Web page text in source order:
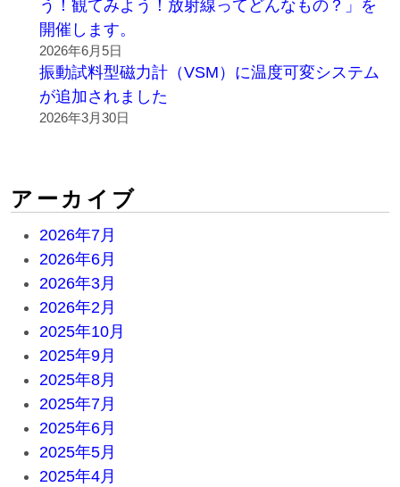
う！観てみよう！放射線ってどんなもの？」を
開催します。
2026年6月5日
振動試料型磁力計（VSM）に温度可変システム
が追加されました
2026年3月30日
アーカイブ
2026年7月
2026年6月
2026年3月
2026年2月
2025年10月
2025年9月
2025年8月
2025年7月
2025年6月
2025年5月
2025年4月